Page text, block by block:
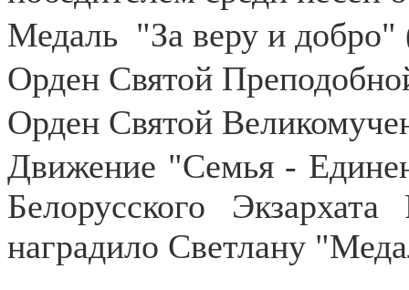
Медаль "За веру и добро"
Орден Святой
Орден Святой
Движение "Семья -
Белорусского
наградило Светлану